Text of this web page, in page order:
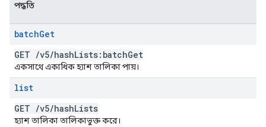
পদ্ধতি
batchGet
GET /v5/hashLists:batchGet
একসাথে একাধিক হ্যাশ তালিকা পায়।
list
GET /v5/hashLists
হ্যাশ তালিকা তালিকাভুক্ত করে।